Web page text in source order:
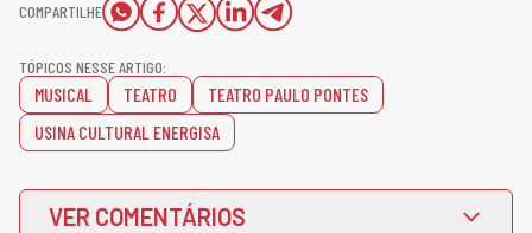
COMPARTILHE
TÓPICOS NESSE ARTIGO:
MUSICAL TEATRO
TEATRO PAULO PONTES
USINA CULTURAL ENERGISA
VER COMENTÁRIOS